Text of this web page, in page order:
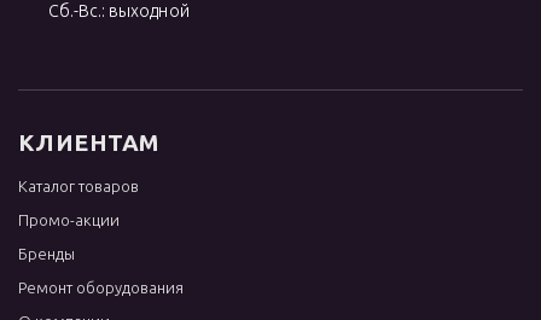
Сб.-Вс.: выходной
КЛИЕНТАМ
Каталог товаров
Промо-акции
Бренды
Ремонт оборудования